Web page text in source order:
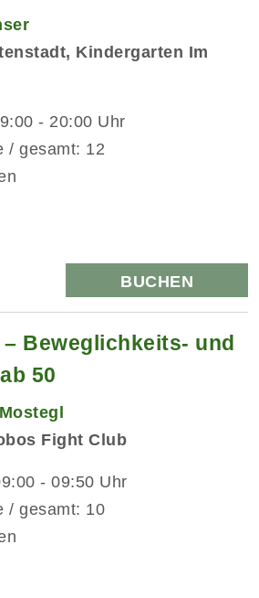
Kindergarten Im
- 20:00 Uhr
/ gesamt: 12
BUCHEN
Beweglichkeits- und
50
Fight Club
- 09:50 Uhr
/ gesamt: 10